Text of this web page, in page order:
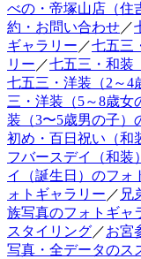
べの・帝塚山店（住
約・お問い合わせ／
ギャラリー ／七五三
リー ／七五三・和装
七五三・洋装（2～4
三・洋装（5～8歳女
装（3〜5歳男の子）
初め・百日祝い（和
フバースデイ（和装
イ（誕生日）のフォ
ォトギャラリー ／ 兄
族写真のフォトギャ
スタイリング／お宮
写真・全データのス